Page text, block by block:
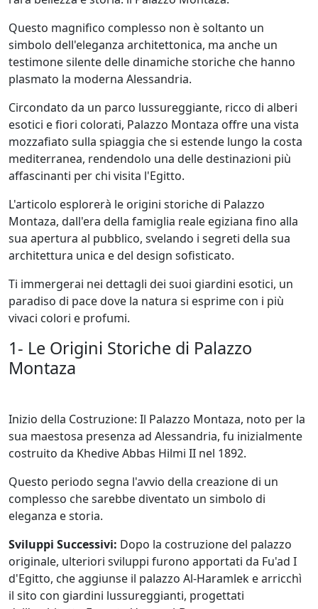
Questo magnifico complesso non è soltanto un
simbolo dell'eleganza architettonica, ma anche un
testimone silente delle dinamiche storiche che hanno
plasmato la moderna Alessandria.
Circondato da un parco lussureggiante, ricco di alberi
esotici e fiori colorati, Palazzo Montaza offre una vista
mozzafiato sulla spiaggia che si estende lungo la costa
mediterranea, rendendolo una delle destinazioni più
affascinanti per chi visita l'Egitto.
L'articolo esplorerà le origini storiche di Palazzo
Montaza, dall'era della famiglia reale egiziana fino alla
sua apertura al pubblico, svelando i segreti della sua
architettura unica e del design sofisticato.
Ti immergerai nei dettagli dei suoi giardini esotici, un
paradiso di pace dove la natura si esprime con i più
vivaci colori e profumi.
1- Le Origini Storiche di Palazzo
Montaza
Inizio della Costruzione: Il Palazzo Montaza, noto per la
sua maestosa presenza ad Alessandria, fu inizialmente
costruito da Khedive Abbas Hilmi II nel 1892.
Questo periodo segna l'avvio della creazione di un
complesso che sarebbe diventato un simbolo di
eleganza e storia.
Sviluppi Successivi: Dopo la costruzione del palazzo
originale, ulteriori sviluppi furono apportati da Fu'ad I
d'Egitto, che aggiunse il palazzo Al-Haramlek e arricchì
il sito con giardini lussureggianti, progettati